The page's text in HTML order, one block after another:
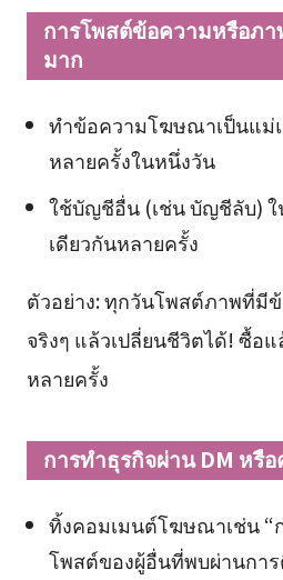
การโพสต์ข้อความหรือภ
มาก
ทำข้อความโฆษณาเป็นแม่
หลายครั้งในหนึ่งวัน
ใช้บัญชีอื่น (เช่น บัญชีลับ)
เดียวกันหลายครั้ง
ตัวอย่าง: ทุกวันโพสต์ภาพที่มี
จริงๆ แล้วเปลี่ยนชีวิตได้! ซื้อแ
หลายครั้ง
การทำธุรกิจผ่าน DM หรื
ทิ้งคอมเมนต์โฆษณาเช่น
โพสต์ของผู้อื่นที่พบผ่านกา